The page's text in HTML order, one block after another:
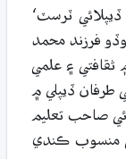
ٽرسٽ‘
فرزند محمد
ثقافتي ۽ علمي
طرفان ڏيپلي ۾
صاحب تعليم
منسوب ڪندي